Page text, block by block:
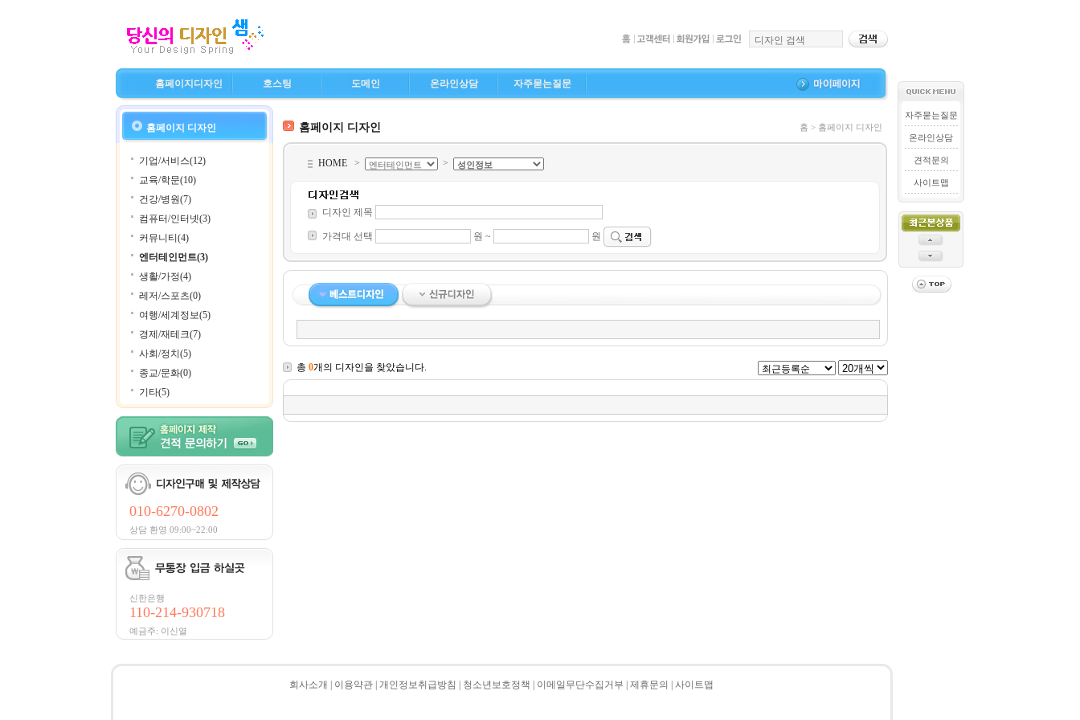
홈페이지디자인 호스팅 도메인 온라인상담 자주묻는질문
홈페이지 디자인
기업/서비스(12)
교육/학문(10)
건강/병원(7)
컴퓨터/인터넷(3)
커뮤니티(4)
엔터테인먼트(3)
생활/가정(4)
레저/스포츠(0)
여행/세계정보(5)
경제/재테크(7)
사회/정치(5)
종교/문화(0)
기타(5)
010-6270-0802
상담 환영 09:00~22:00
신한은행
110-214-930718
예금주: 이신열
홈페이지 디자인 홈 > 홈페이지 디자인
HOME > >
디자인 제목
가격대 선택 원 ~ 원
총 0개의 디자인을 찾았습니다.
자주묻는질문
온라인상담
견적문의
사이트맵
회사소개 이용약관 개인정보취급방침 청소년보호정책 이메일무단수집거부 제휴문의 사이트맵